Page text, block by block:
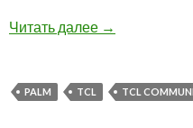
Читать далее Обзор
→
PALM TCL TCL